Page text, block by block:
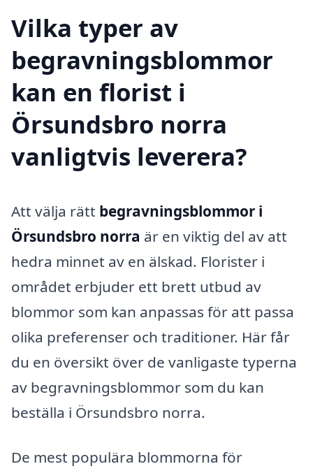
Vilka typer av
begravningsblommor
kan en florist i
Örsundsbro norra
vanligtvis leverera?
Att välja rätt begravningsblommor i
Örsundsbro norra är en viktig del av att
hedra minnet av en älskad. Florister i
området erbjuder ett brett utbud av
blommor som kan anpassas för att passa
olika preferenser och traditioner. Här får
du en översikt över de vanligaste typerna
av begravningsblommor som du kan
beställa i Örsundsbro norra.
De mest populära blommorna för